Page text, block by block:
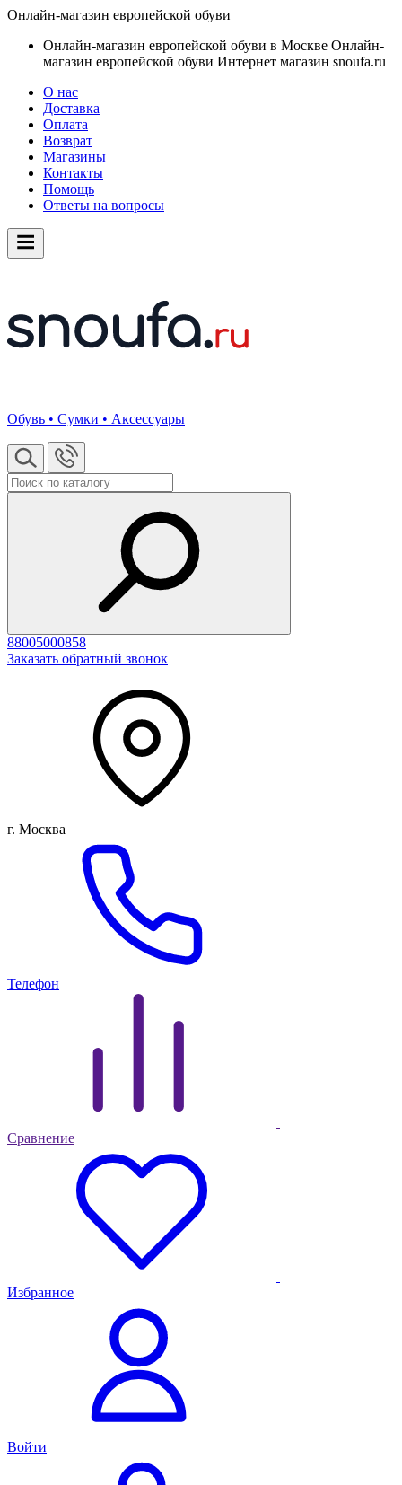
Онлайн-магазин европейской обуви
Онлайн-магазин европейской обуви в Москве Онлайн-
магазин европейской обуви Интернет магазин snoufa.ru
О нас
Доставка
Оплата
Возврат
Магазины
Контакты
Помощь
Ответы на вопросы
Обувь • Сумки • Аксессуары
88005000858
Заказать обратный звонок
г. Москва
Телефон
Сравнение
Избранное
Войти